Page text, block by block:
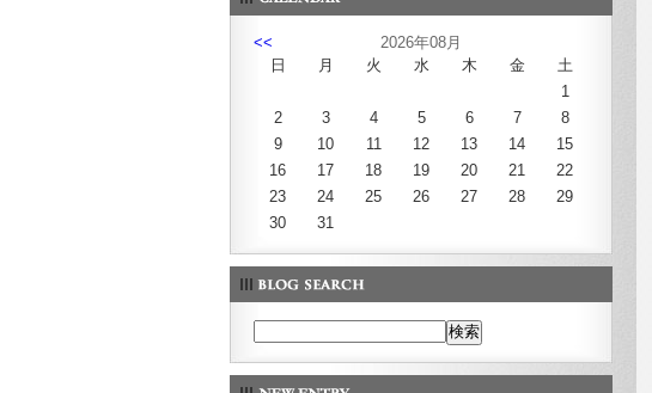
<<
2026年08月
日
月 火 水 木 金
土
1
2
3 4 5 6 7
8
9
10 11 12 13 14
15
16
17 18 19 20 21
22
23
24 25 26 27 28
29
30
31